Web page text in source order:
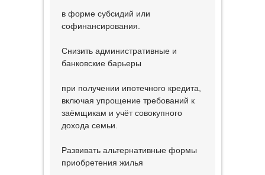
в форме субсидий или
софинансирования.
Снизить административные и
банковские барьеры
при получении ипотечного кредита,
включая упрощение требований к
заёмщикам и учёт совокупного
дохода семьи.
Развивать альтернативные формы
приобретения жилья